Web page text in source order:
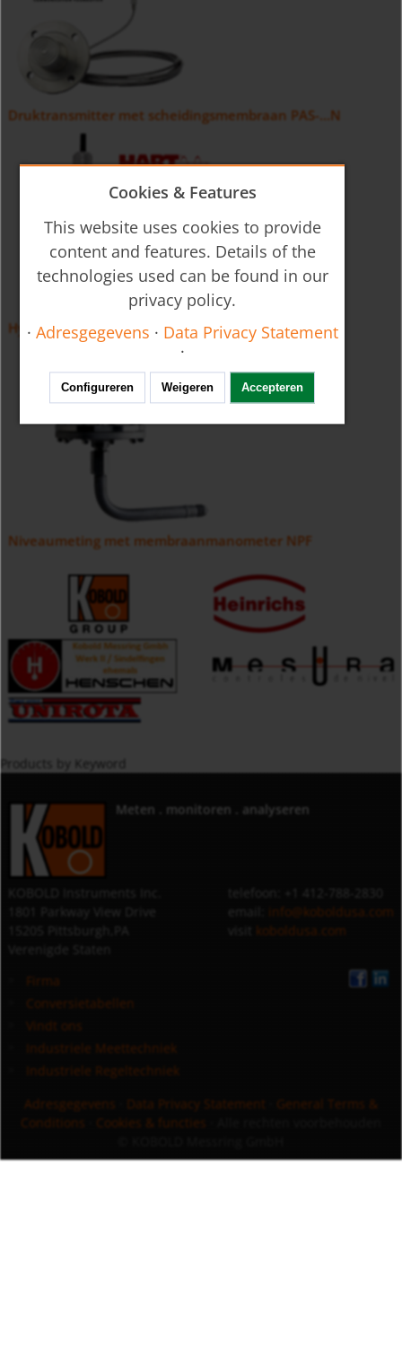
Druktransmitter met scheidingsmembraan PAS-...N
Hydrostatische niveautransmitter NTB
Niveaumeting met membraanmanometer NPF
Products by Keyword
Meten . monitoren . analyseren
info@koboldusa.com
koboldusa.com
Firma
Conversietabellen
Vindt ons
Industriele Meettechniek
Industriele Regeltechniek
Adresgegevens
Data Privacy Statement
General Terms &
Conditions
Cookies & functies
Cookies & Features
This website uses cookies to provide
content and features. Details of the
technologies used can be found in our
privacy policy.
· Adresgegevens · Data Privacy Statement
·
Configureren Weigeren Accepteren